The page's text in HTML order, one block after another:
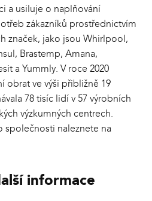
a usiluje o naplňování
zákazníků prostřednictvím
značek, jako jsou Whirlpool,
Brastemp, Amana,
a Yummly. V roce 2020
obrat ve výši přibližně 19
78 tisíc lidí v 57 výrobních
výzkumných centrech.
společnosti naleznete na
informace